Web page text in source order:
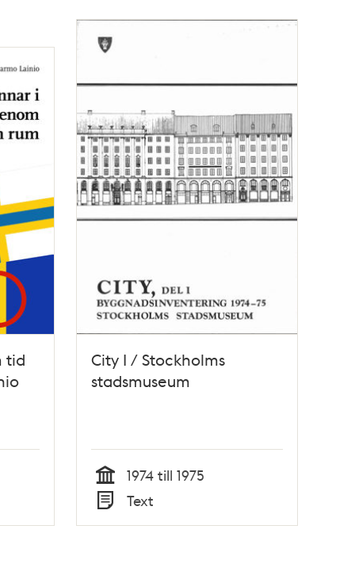
tid
City I / Stockholms
stadsmuseum
Tid
1974 till 1975
Typ
Text